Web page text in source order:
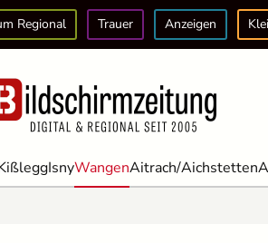
Regional Trauer Anzeigen
IsnyWangenAitrach/Aichstetten